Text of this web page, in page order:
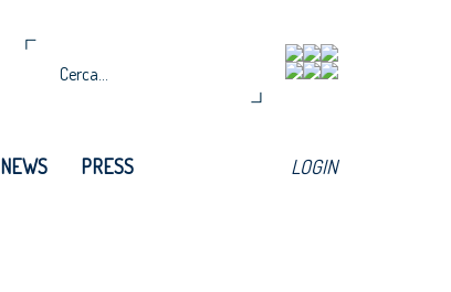
NEWS PRESS LOGIN